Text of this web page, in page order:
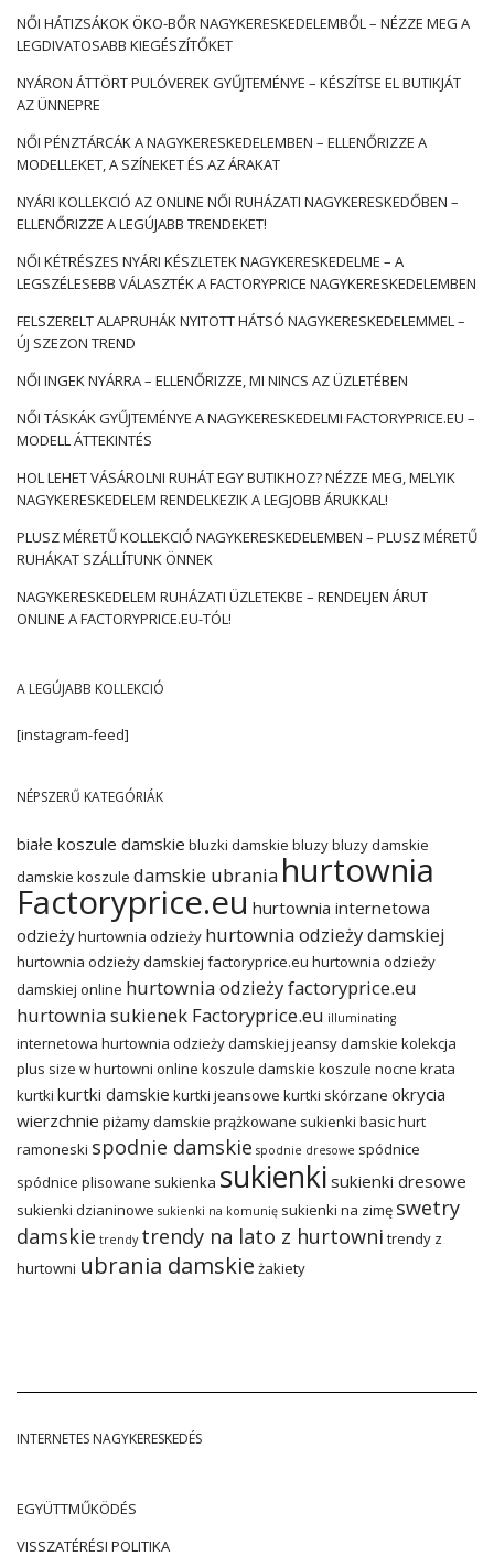
NŐI HÁTIZSÁKOK ÖKO-BŐR NAGYKERESKEDELEMBŐL – NÉZZE MEG A
LEGDIVATOSABB KIEGÉSZÍTŐKET
NYÁRON ÁTTÖRT PULÓVEREK GYŰJTEMÉNYE – KÉSZÍTSE EL BUTIKJÁT
AZ ÜNNEPRE
NŐI PÉNZTÁRCÁK A NAGYKERESKEDELEMBEN – ELLENŐRIZZE A
MODELLEKET, A SZÍNEKET ÉS AZ ÁRAKAT
NYÁRI KOLLEKCIÓ AZ ONLINE NŐI RUHÁZATI NAGYKERESKEDŐBEN –
ELLENŐRIZZE A LEGÚJABB TRENDEKET!
NŐI KÉTRÉSZES NYÁRI KÉSZLETEK NAGYKERESKEDELME – A
LEGSZÉLESEBB VÁLASZTÉK A FACTORYPRICE NAGYKERESKEDELEMBEN
FELSZERELT ALAPRUHÁK NYITOTT HÁTSÓ NAGYKERESKEDELEMMEL –
ÚJ SZEZON TREND
NŐI INGEK NYÁRRA – ELLENŐRIZZE, MI NINCS AZ ÜZLETÉBEN
NŐI TÁSKÁK GYŰJTEMÉNYE A NAGYKERESKEDELMI FACTORYPRICE.EU –
MODELL ÁTTEKINTÉS
HOL LEHET VÁSÁROLNI RUHÁT EGY BUTIKHOZ? NÉZZE MEG, MELYIK
NAGYKERESKEDELEM RENDELKEZIK A LEGJOBB ÁRUKKAL!
PLUSZ MÉRETŰ KOLLEKCIÓ NAGYKERESKEDELEMBEN – PLUSZ MÉRETŰ
RUHÁKAT SZÁLLÍTUNK ÖNNEK
NAGYKERESKEDELEM RUHÁZATI ÜZLETEKBE – RENDELJEN ÁRUT
ONLINE A FACTORYPRICE.EU-TÓL!
A LEGÚJABB KOLLEKCIÓ
[instagram-feed]
NÉPSZERŰ KATEGÓRIÁK
białe koszule damskie bluzki damskie bluzybluzy damskie
damskie koszule damskie ubrania hurtownia
Factoryprice.eu hurtownia internetowa
odzieżyhurtownia odzieży hurtownia odzieży damskiej
hurtownia odzieży damskiej factoryprice.eu hurtownia odzieży
damskiej online hurtownia odzieży factoryprice.eu
hurtownia sukienek Factoryprice.eu illuminating
internetowa hurtownia odzieży damskiej jeansy damskie kolekcja
plus size w hurtowni online koszule damskie koszule nocne krata
kurtki kurtki damskie kurtki jeansowe kurtki skórzane okrycia
wierzchnie piżamy damskie prążkowane sukienki basic hurt
ramoneski spodnie damskie spodnie dresowe spódnice
spódnice plisowane sukienka sukienki sukienki dresowe
sukienki dzianinowe sukienki na komunię sukienki na zimę swetry
damskie trendy trendy na lato z hurtowni trendy z
hurtowni ubrania damskie żakiety
INTERNETES NAGYKERESKEDÉS
EGYÜTTMŰKÖDÉS
VISSZATÉRÉSI POLITIKA